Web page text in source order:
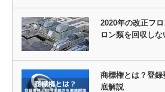
2020年の改正フ
ロン類を回収し
商標権とは？登
底解説